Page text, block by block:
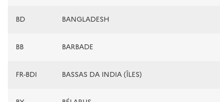
BD BANGLADESH
BB BARBADE
FR-BDI BASSAS DA INDIA (ÎLES)